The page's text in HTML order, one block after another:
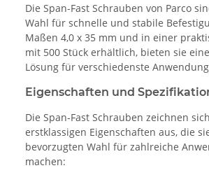
Die Span-Fast Schrauben von Parco
Wahl für schnelle und stabile
Maßen 4,0 x 35 mm und in einer
mit 500 Stück erhältlich, bieten sie
Lösung für verschiedenste
Eigenschaften und
Die Span-Fast Schrauben zeichnen
erstklassigen Eigenschaften aus, die
bevorzugten Wahl für zahlreiche
machen: